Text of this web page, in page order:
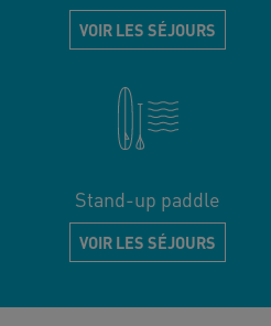
VOIR LES SÉJOURS
Stand-up paddle
VOIR LES SÉJOURS